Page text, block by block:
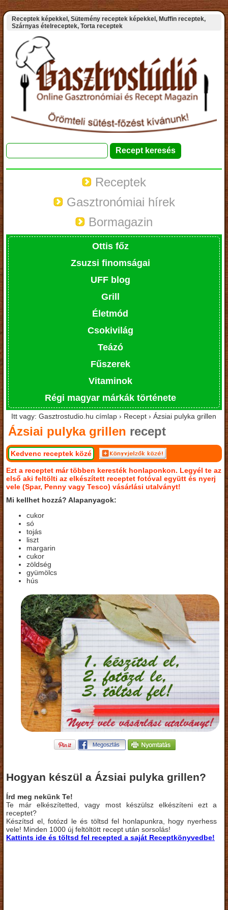
Receptek képekkel, Sütemény receptek képekkel, Muffin receptek,
Szárnyas ételreceptek, Torta receptek
Receptek
Gasztronómiai hírek
Bormagazin
Ottis főz
Zsuzsi finomságai
UFF blog
Grill
Életmód
Csokivilág
Teázó
Fűszerek
Vitaminok
Régi magyar márkák története
Itt vagy: Gasztrostudio.hu címlap › Recept › Ázsiai pulyka grillen
Ázsiai pulyka grillen recept
Kedvenc receptek közé
Ezt a receptet már többen keresték honlaponkon. Legyél te az
első aki feltölti az elkészített receptet fotóval együtt és nyerj
vele (Spar, Penny vagy Tesco) vásárlási utalványt!
Mi kellhet hozzá? Alapanyagok:
cukor
só
tojás
liszt
margarin
cukor
zöldség
gyümölcs
hús
Hogyan készül a Ázsiai pulyka grillen?
Írd meg nekünk Te!
Te már elkészítetted, vagy most készülsz elkészíteni ezt a
receptet?
Készítsd el, fotózd le és töltsd fel honlapunkra, hogy nyerhess
vele! Minden 1000 új feltöltött recept után sorsolás!
Kattints ide és töltsd fel recepted a saját Receptkönyvedbe!